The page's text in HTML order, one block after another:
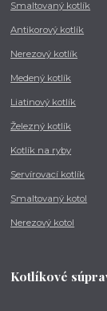
Smaltovaný kotlík
Antikorový kotlík
Nerezový kotlík
Medený kotlík
Liatinový kotlík
Železný kotlík
Kotlík na ryby
Servírovací kotlík
Smaltovaný kotol
Nerezový kotol
Kotlíkové